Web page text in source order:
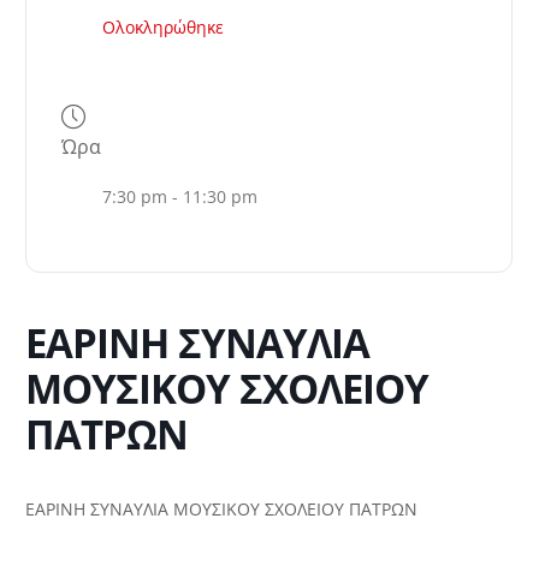
Ολοκληρώθηκε
Ώρα
7:30 pm - 11:30 pm
ΕΑΡΙΝΗ ΣΥΝΑΥΛΙΑ
ΜΟΥΣΙΚΟΥ ΣΧΟΛΕΙΟΥ
ΠΑΤΡΩΝ
ΕΑΡΙΝΗ ΣΥΝΑΥΛΙΑ ΜΟΥΣΙΚΟΥ ΣΧΟΛΕΙΟΥ ΠΑΤΡΩΝ